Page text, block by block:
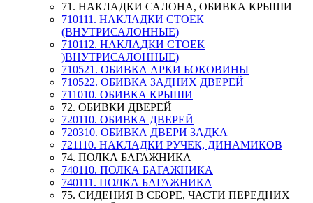
71. НАКЛАДКИ САЛОНА, ОБИВКА КРЫШИ
710111. НАКЛАДКИ СТОЕК
(ВНУТРИСАЛОННЫЕ)
710112. НАКЛАДКИ СТОЕК
)ВНУТРИСАЛОННЫЕ)
710521. ОБИВКА АРКИ БОКОВИНЫ
710522. ОБИВКА ЗАДНИХ ДВЕРЕЙ
711010. ОБИВКА КРЫШИ
72. ОБИВКИ ДВЕРЕЙ
720110. ОБИВКА ДВЕРЕЙ
720310. ОБИВКА ДВЕРИ ЗАДКА
721110. НАКЛАДКИ РУЧЕК, ДИНАМИКОВ
74. ПОЛКА БАГАЖНИКА
740110. ПОЛКА БАГАЖНИКА
740111. ПОЛКА БАГАЖНИКА
75. СИДЕНИЯ В СБОРЕ, ЧАСТИ ПЕРЕДНИХ